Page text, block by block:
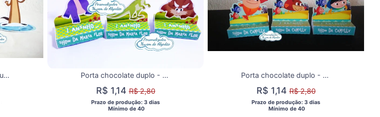
Aplique 3d - Show da Luna Porta chocolate duplo - Show da Luna
R$ 1,14R$ 2,80
Prazo de produção: 3 dias
  Mínimo de 40
Porta chocolate duplo - Show da Luna
R$ 1,14R$ 2,80
Prazo de produção: 3 dias
  Mínimo de 40